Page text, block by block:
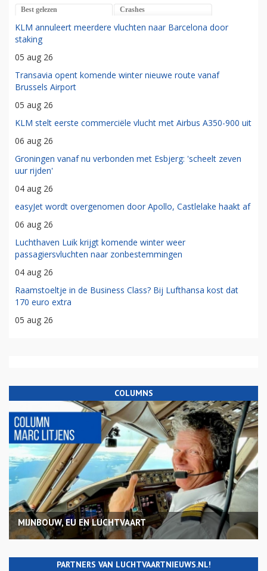
Best gelezen Crashes
KLM annuleert meerdere vluchten naar Barcelona door
staking
05 aug 26
Transavia opent komende winter nieuwe route vanaf
Brussels Airport
05 aug 26
KLM stelt eerste commerciële vlucht met Airbus A350-900 uit
06 aug 26
Groningen vanaf nu verbonden met Esbjerg: 'scheelt zeven
uur rijden'
04 aug 26
easyJet wordt overgenomen door Apollo, Castlelake haakt af
06 aug 26
Luchthaven Luik krijgt komende winter weer
passagiersvluchten naar zonbestemmingen
04 aug 26
Raamstoeltje in de Business Class? Bij Lufthansa kost dat
170 euro extra
05 aug 26
COLUMNS
MIJNBOUW, EU EN LUCHTVAART
PARTNERS VAN LUCHTVAARTNIEUWS.NL!